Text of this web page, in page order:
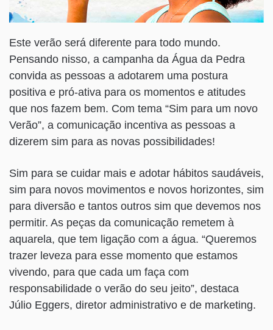
Este verão será diferente para todo mundo.
Pensando nisso, a campanha da Água da Pedra
convida as pessoas a adotarem uma postura
positiva e pró-ativa para os momentos e atitudes
que nos fazem bem. Com tema “Sim para um novo
Verão”, a comunicação incentiva as pessoas a
dizerem sim para as novas possibilidades!
Sim para se cuidar mais e adotar hábitos saudáveis,
sim para novos movimentos e novos horizontes, sim
para diversão e tantos outros sim que devemos nos
permitir. As peças da comunicação remetem à
aquarela, que tem ligação com a água. “Queremos
trazer leveza para esse momento que estamos
vivendo, para que cada um faça com
responsabilidade o verão do seu jeito”, destaca
Júlio Eggers, diretor administrativo e de marketing.